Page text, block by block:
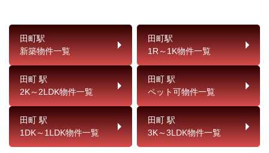
田町駅
新築物件一覧
田町駅
1R～1K物件一覧
田町 駅
2K～2LDK物件一覧
田町 駅
ペット可物件一覧
田町 駅
1DK～1LDK物件一覧
田町 駅
3K～3LDK物件一覧